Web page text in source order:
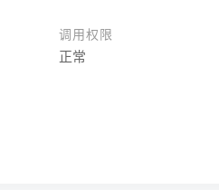
调用权限
正常